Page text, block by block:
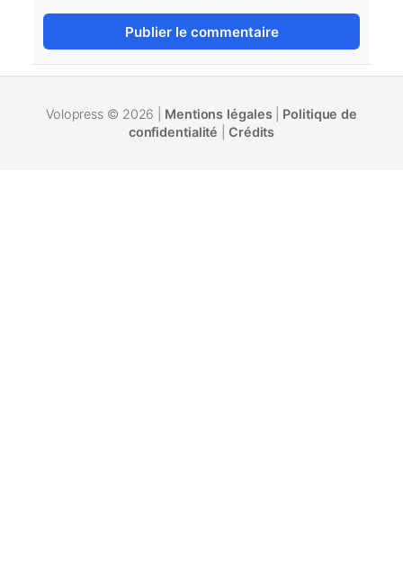
Volopress © 2026 | Mentions légales| Politique de
confidentialité
Crédits